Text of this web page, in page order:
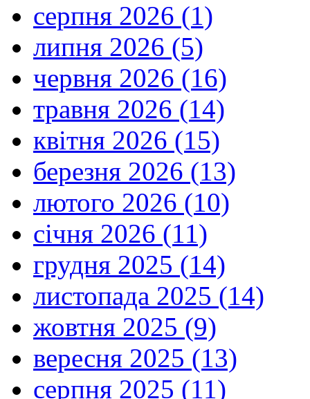
серпня 2026 (1)
липня 2026 (5)
червня 2026 (16)
травня 2026 (14)
квітня 2026 (15)
березня 2026 (13)
лютого 2026 (10)
січня 2026 (11)
грудня 2025 (14)
листопада 2025 (14)
жовтня 2025 (9)
вересня 2025 (13)
серпня 2025 (11)